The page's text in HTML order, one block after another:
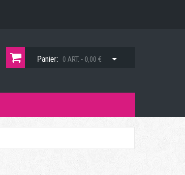
Panier: 0 ART. - 0,00 €